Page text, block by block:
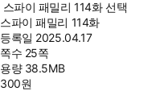
스파이 패밀리 114화 선택
스파이 패밀리 114화
등록일 2025.04.17
쪽수 25쪽
용량 38.5MB
300원